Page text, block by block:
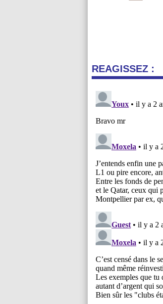
REAGISSEZ :